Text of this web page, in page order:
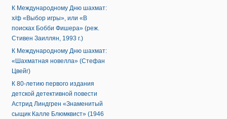
К Международному Дню шахмат:
х/ф «Выбор игры», или «В
поисках Бобби Фишера» (реж.
Стивен Заиллян, 1993 г.)
К Международному Дню шахмат:
«Шахматная новелла» (Стефан
Цвейг)
К 80-летию первого издания
детской детективной повести
Астрид Линдгрен «Знаменитый
сыщик Калле Блюмквист» (1946